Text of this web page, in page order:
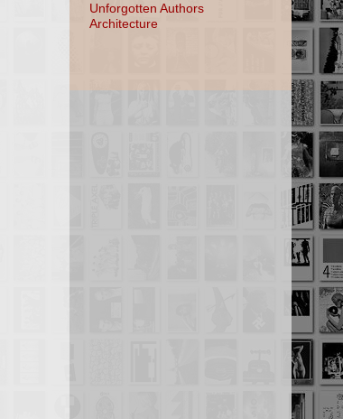
Unforgotten Authors
Architecture